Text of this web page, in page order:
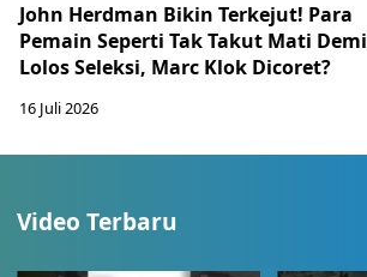
John Herdman Bikin Terkejut! Para
Pemain Seperti Tak Takut Mati Demi
Lolos Seleksi, Marc Klok Dicoret?
16 Juli 2026
Video Terbaru